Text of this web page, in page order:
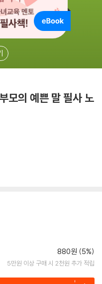
모의 예쁜 말 필사 노
880원 (5%)
5만원 이상 구매 시 2천원 추가 적립